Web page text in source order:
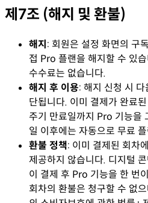
제7조 (해지 및 환불)
해지: 회원은 설정 화면의 구
접 Pro 플랜을 해지할 수 있
수수료는 없습니다.
해지 후 이용: 해지 신청 시
단됩니다. 이미 결제가 완료
주기 만료일까지 Pro 기능을
일 이후에는 자동으로 무료
환불 정책: 이미 결제된 회차
제공하지 않습니다. 디지털
이 결제 후 Pro 기능을 한 번
회차의 환불은 청구할 수 없